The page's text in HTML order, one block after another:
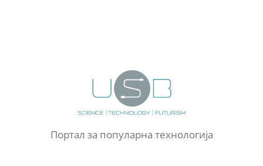
Портал за популарна технологија